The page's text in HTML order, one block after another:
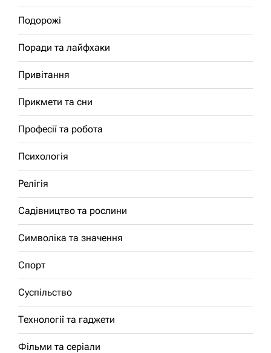
Подорожі
Поради та лайфхаки
Привітання
Прикмети та сни
Професії та робота
Психологія
Релігія
Садівництво та рослини
Символіка та значення
Спорт
Суспільство
Технології та гаджети
Фільми та серіали